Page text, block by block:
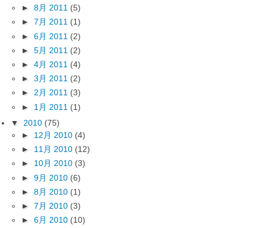
► 8月 2011 (5)
► 7月 2011 (1)
► 6月 2011 (2)
► 5月 2011 (2)
► 4月 2011 (4)
► 3月 2011 (2)
► 2月 2011 (3)
► 1月 2011 (1)
▼ 2010 (75)
► 12月 2010 (4)
► 11月 2010 (12)
► 10月 2010 (3)
► 9月 2010 (6)
► 8月 2010 (1)
► 7月 2010 (3)
► 6月 2010 (10)